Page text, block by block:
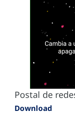
Postal de
Download